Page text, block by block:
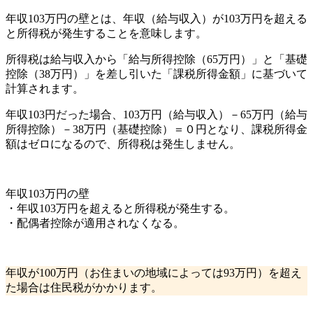
年収103万円の壁とは、年収（給与収入）が103万円を超える
と所得税が発生することを意味します。
所得税は給与収入から「給与所得控除（65万円）」と「基礎
控除（38万円）」を差し引いた「課税所得金額」に基づいて
計算されます。
年収103円だった場合、103万円（給与収入）－65万円（給与
所得控除）－38万円（基礎控除）＝０円となり、課税所得金
額はゼロになるので、所得税は発生しません。
年収103万円の壁
・年収103万円を超えると所得税が発生する。
・配偶者控除が適用されなくなる。
年収が100万円（お住まいの地域によっては93万円）を超え
た場合は住民税がかかります。